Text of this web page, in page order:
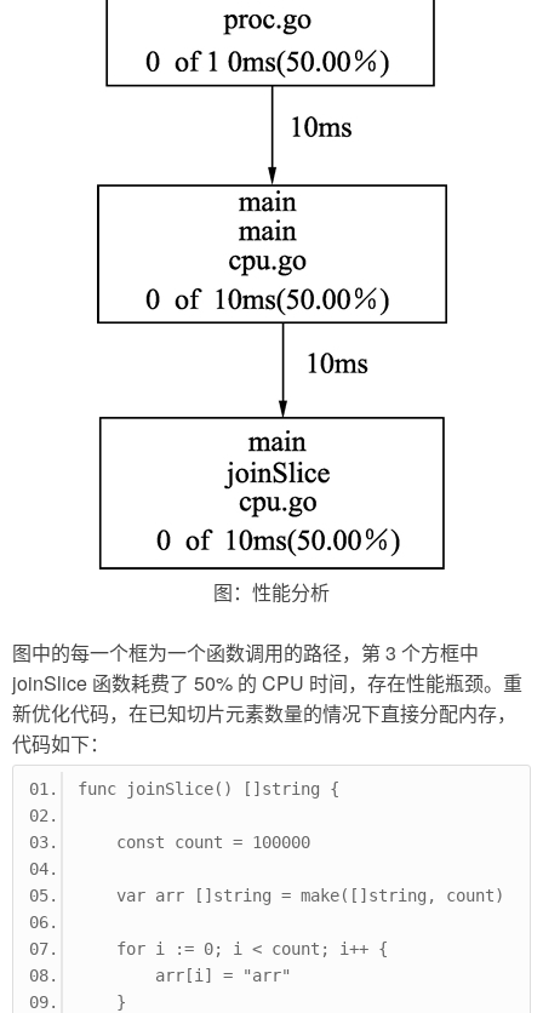
图：性能分析
图中的每一个框为一个函数调用的路径，第 3 个方框中
joinSlice 函数耗费了 50% 的 CPU 时间，存在性能瓶颈。重
新优化代码，在已知切片元素数量的情况下直接分配内存，
代码如下：
func joinSlice() []string {
    const count = 100000
    var arr []string = make([]string, count)
    for i := 0; i < count; i++ {
        arr[i] = "arr"
    }